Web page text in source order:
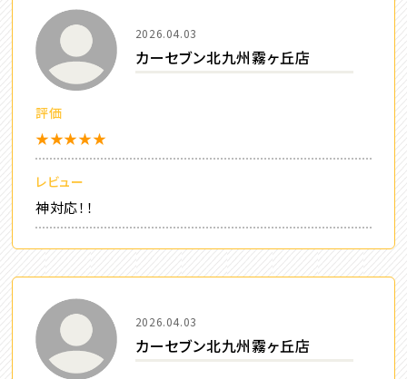
2026.04.03
カーセブン北九州霧ヶ丘店
評価
★★★★★
レビュー
神対応！！
2026.04.03
カーセブン北九州霧ヶ丘店